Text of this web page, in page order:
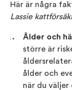
Här är några
Lassie
Ålder och
större är
ålder och
när du väljer